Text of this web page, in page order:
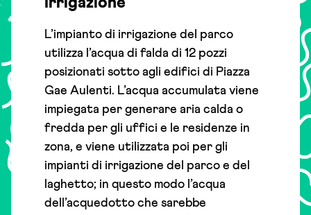
L’impianto di irrigazione del parco
utilizza l’acqua di falda di 12 pozzi
posizionati sotto agli edifici di Piazza
Gae Aulenti. L’acqua accumulata viene
impiegata per generare aria calda o
fredda per gli uffici e le residenze in
zona, e viene utilizzata poi per gli
impianti di irrigazione del parco e del
laghetto; in questo modo l’acqua
dell’acquedotto che sarebbe